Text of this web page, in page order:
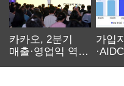
카카오, 2분기
매출·영업익 역대
가입